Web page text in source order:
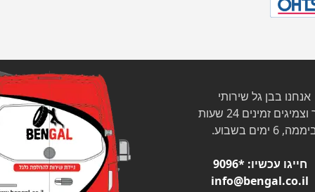
אנחנו בבן גל שירותי
זמינים 24 שעות
6 ימים בשבוע.
חייגו עכשיו:*9096
info@bengal.co.il